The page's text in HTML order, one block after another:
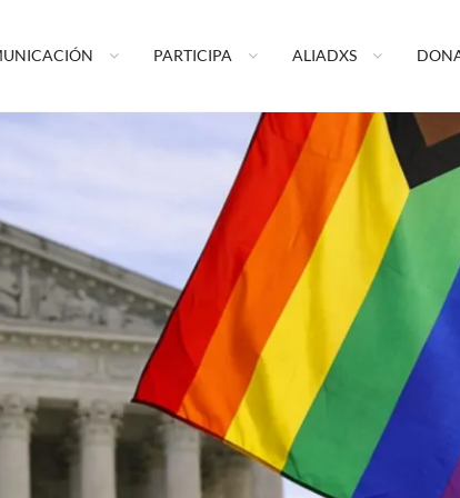
tu vida
PARTICIPA ALIADXS